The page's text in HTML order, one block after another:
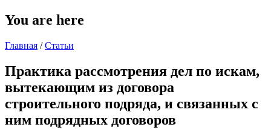
You are here
Главная / Статьи
Практика рассмотрения дел по искам,
вытекающим из договора
строительного подряда, и связанных с
ним подрядных договоров